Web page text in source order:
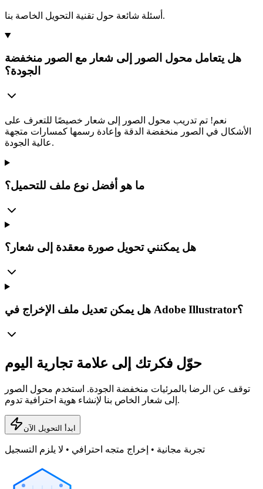
أسئلة شائعة حول تقنية التحويل الخاصة بنا.
هل يتعامل محول الصور إلى شعار مع الصور منخفضة
الجودة؟
نعم! تم تدريب محول الصور إلى شعار خصيصًا للتعرف على
الأشكال في الصور منخفضة الدقة وإعادة رسمها كمسارات متجهة
عالية الجودة.
ما هو أفضل نوع ملف للتحميل؟
هل يمكنني تحويل صورة معقدة إلى شعار؟
هل يمكن تعديل ملف الإخراج في Adobe Illustrator؟
حوّل فكرتك إلى علامة تجارية اليوم
توقف عن الرضا بالمرئيات منخفضة الجودة. استخدم محول الصور
إلى شعار الخاص بنا لإنشاء هوية احترافية تدوم.
ابدأ التحويل الآن
تجربة مجانية • إخراج متجه احترافي • لا يلزم التسجيل